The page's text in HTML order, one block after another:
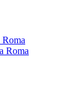
Roma
Roma